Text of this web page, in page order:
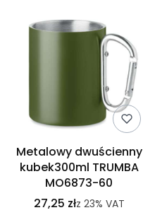
Metalowy dwuścienny
kubek300ml TRUMBA
MO6873-60
27,25 złz 23% VAT